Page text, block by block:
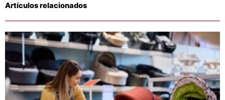
Artículos relacionados